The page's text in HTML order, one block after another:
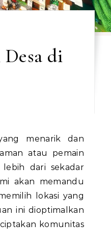
di
atau pemain
dari sekadar
akan memandu
lokasi yang
ini dioptimalkan
komunitas